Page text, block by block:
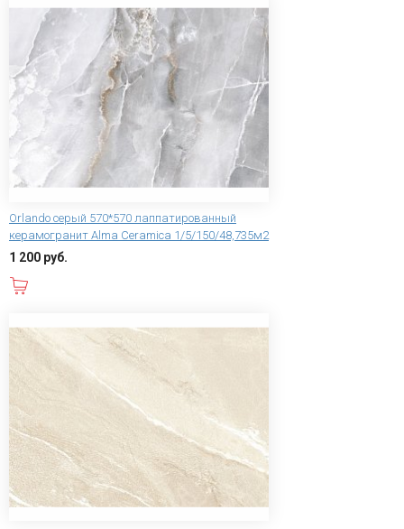
Orlando серый 570*570 лаппатированный
керамогранит Alma Ceramica 1/5/150/48,735м2
1 200 руб.